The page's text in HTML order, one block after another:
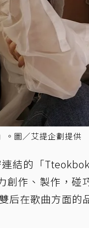
圖／艾提企劃提供
結的「
創作、製作，碰
后在歌曲方面的